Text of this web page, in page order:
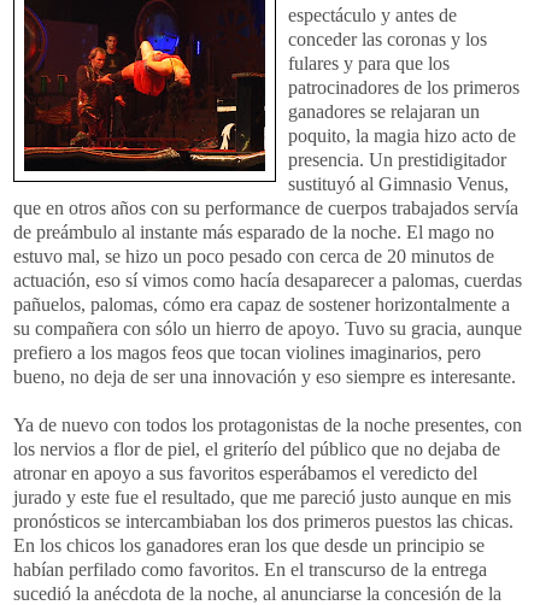
espectáculo y antes de
conceder las coronas y los
fulares y para que los
patrocinadores de los primeros
ganadores se relajaran un
poquito, la magia hizo acto de
presencia. Un prestidigitador
sustituyó al Gimnasio Venus,
que en otros años con su performance de cuerpos trabajados servía
de preámbulo al instante más esparado de la noche. El mago no
estuvo mal, se hizo un poco pesado con cerca de 20 minutos de
actuación, eso sí vimos como hacía desaparecer a palomas, cuerdas
pañuelos, palomas, cómo era capaz de sostener horizontalmente a
su compañera con sólo un hierro de apoyo. Tuvo su gracia, aunque
prefiero a los magos feos que tocan violines imaginarios, pero
bueno, no deja de ser una innovación y eso siempre es interesante.
Ya de nuevo con todos los protagonistas de la noche presentes, con
los nervios a flor de piel, el griterío del público que no dejaba de
atronar en apoyo a sus favoritos esperábamos el veredicto del
jurado y este fue el resultado, que me pareció justo aunque en mis
pronósticos se intercambiaban los dos primeros puestos las chicas.
En los chicos los ganadores eran los que desde un principio se
habían perfilado como favoritos. En el transcurso de la entrega
sucedió la anécdota de la noche, al anunciarse la concesión de la